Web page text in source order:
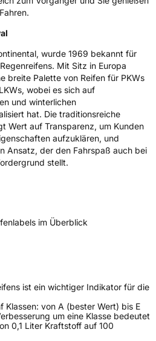
wurde 1969 bekannt für
Mit Sitz in Europa
breite Palette von Reifen für PKWs
wobei es sich auf
und winterlichen
hat. Die traditionsreiche
Wert auf Transparenz, um Kunden
aufzuklären, und
Ansatz, der den Fahrspaß auch bei
stellt.
im Überblick
ist ein wichtiger Indikator für die
Klassen: von A (bester Wert) bis E
um eine Klasse bedeutet
0,1 Liter Kraftstoff auf 100